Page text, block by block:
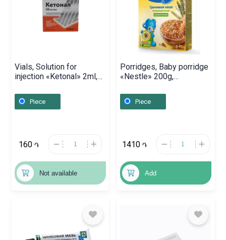
Vials, Solution for
injection «Ketonal» 2ml,
Piece
160 ֏
Not available
Porridges, Baby porridge
«Nestle» 200g,
Piece
1410 ֏
Add